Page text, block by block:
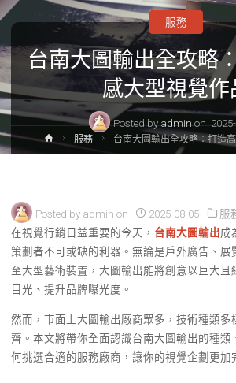
台南大圖輸出全攻略
感大型視覺作
Posted byadminon
服務
Home服務 台南大圖輸出全攻略：打造
Posted by admin on 2025-08-05
服
在視覺行銷日益重要的今天， 台南大圖輸出成
策劃者不可或缺的利器。無論是戶外廣告、展
至大型藝術裝置，大圖輸出能將創意以巨大且
目光、提升品牌曝光度。
然而，市面上大圖輸出廠商眾多，技術種類多
齊。本文將帶你全面認識台南大圖輸出的種類
何挑選合適的服務廠商，讓你的視覺企劃更加